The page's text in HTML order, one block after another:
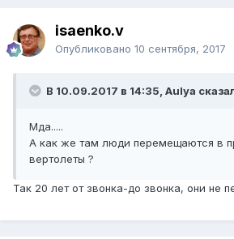
isaenko.v
Опубликовано 10 сентября, 2017
В 10.09.2017 в 14:35, Aulya
Мда.....
А как же там люди перемещаются в
вертолеты ?
Так 20 лет от звонка-до звонка, они не